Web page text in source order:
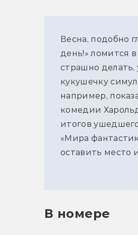
Весна, подобно
день!» ломится
страшно делать,
кукушечку
например,
комедии
итогов
«Мира
оставить место
В номере